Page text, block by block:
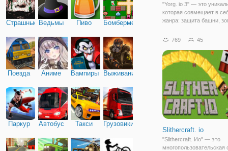
Страшные Ведьмы Пиво Бомбермен
Поезда Аниме Вампиры Выживание
Паркур Автобус Такси Грузовики
"Yorg. io 3" — это
которая совмещает в
жанра: защита башни,
— одиночная игра
сражаться против
769 45
Slithercraft. io
"Slithercraft. Ио" — это
многопользовательская